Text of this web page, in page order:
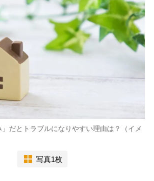
だとトラブルになりやすい理由は？（イメ
写真1枚